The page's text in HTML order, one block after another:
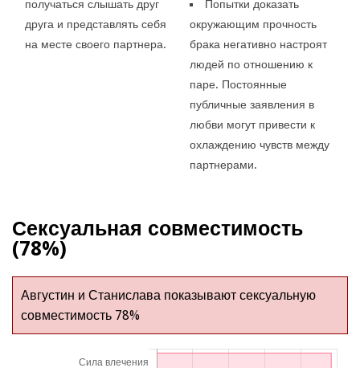
получаться слышать друг
друга и представлять себя
на месте своего партнера.
Попытки доказать
окружающим прочность
брака негативно настроят
людей по отношению к
паре. Постоянные
публичные заявления в
любви могут привести к
охлаждению чувств между
партнерами.
Сексуальная совместимость
(78%)
Августин и Станислава показывают сексуальную
совместимость 78%